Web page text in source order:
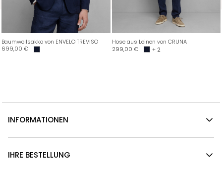
Baumwollsakko von ENVELO TREVISO
699,00 €
Hose aus Leinen von CRUNA
299,00 € + 2
INFORMATIONEN
IHRE BESTELLUNG